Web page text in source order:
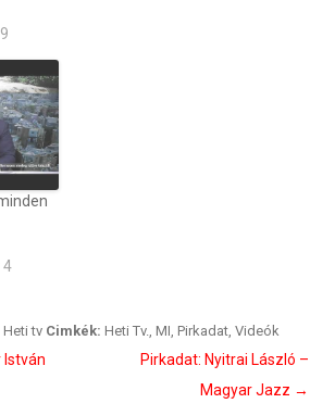
4
tv Cimkék: Heti Tv., MI, Pirkadat, Videók
István
Pirkadat: Nyitrai László –
Magyar Jazz →